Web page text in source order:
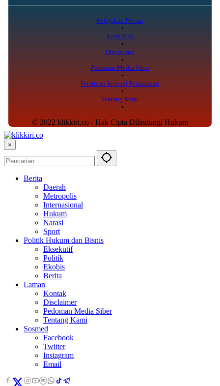
Kebijakan Privasi
Kode Etik
Disclaimer
Pedoman Media Siber
Peraturan Internal Perusahaan
Tentang Kami
© 2022 klikkiri.co - Hak Cipta Dilindungi Hukum
×
Berita
Daerah
Metropolis
Internasional
Hukum
Narasi
Sport
Politik Hukum dan Bisnis
Eksekutif
Politik
Ekobis
Berita
Laman
Kontak
Disclaimer
Pedoman Media Siber
Tentang Kami
Sosmed
Facebook
Twitter
Instagram
Email